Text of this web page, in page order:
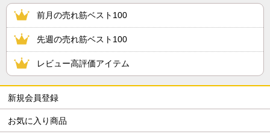
前月の売れ筋ベスト100
先週の売れ筋ベスト100
レビュー高評価アイテム
新規会員登録
お気に入り商品